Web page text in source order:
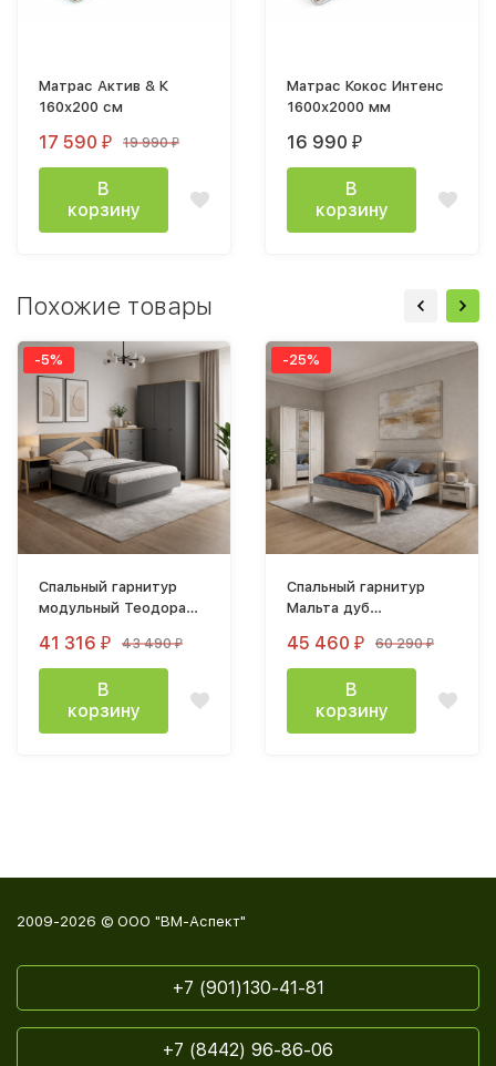
Матрас Актив & К
160х200 см
17 590 ₽ 19 990₽
В
корзину
Матрас Кокос Интенс
1600х2000 мм
16 990 ₽
В
корзину
Похожие товары
-5%
Спальный гарнитур
модульный Теодора
41 316 ₽ 43 490₽
В
корзину
-25%
Спальный гарнитур
Мальта дуб
45 460 ₽ 60 290₽
В
корзину
2009-2026 © ООО "ВМ-Аспект"
+7 (901)130-41-81
+7 (8442) 96-86-06